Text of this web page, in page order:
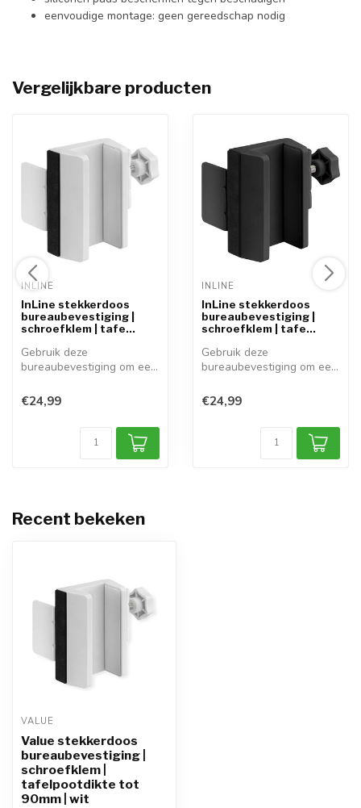
eenvoudige montage: geen gereedschap nodig
Vergelijkbare producten
INLINE
InLine stekkerdoos
bureaubevestiging |
schroefklem | tafe...
Gebruik deze
bureaubevestiging om een
€24,99
INLINE
InLine stekkerdoos
bureaubevestiging |
schroefklem | tafe...
Gebruik deze
bureaubevestiging om een
€24,99
Recent bekeken
VALUE
Value stekkerdoos
bureaubevestiging |
schroefklem |
tafelpootdikte tot
90mm | wit